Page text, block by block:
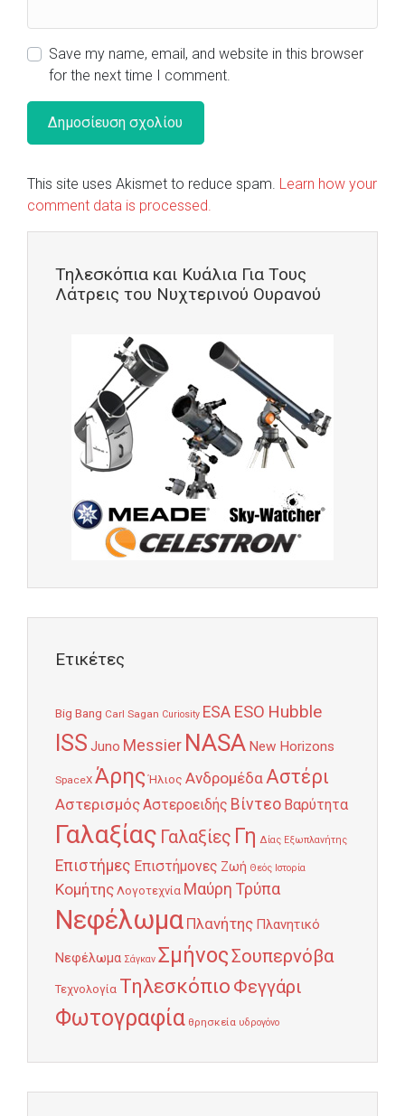
Save my name, email, and website in this browser
for the next time I comment.
This site uses Akismet to reduce spam. Learn how your
comment data is processed.
Τηλεσκόπια και Κυάλια Για Τους
Λάτρεις του Νυχτερινού Ουρανού
Ετικέτες
Big Bang Carl Sagan Curiosity ESA ESO Hubble
ISS Juno Messier NASA New Horizons
SpaceX Άρης Ήλιος ΑνδρομέδαΑστέρι
ΑστερισμόςΑστεροειδής Βίντεο Βαρύτητα
Γαλαξίας Γαλαξίες Γη Δίας Εξωπλανήτης
Επιστήμες Επιστήμονες Ζωή Θεός Ιστορία
Κομήτης Λογοτεχνία Μαύρη Τρύπα
Νεφέλωμα Πλανήτης Πλανητικό
Νεφέλωμα Σάγκαν ΣμήνοςΣουπερνόβα
Τεχνολογία Τηλεσκόπιο Φεγγάρι
Φωτογραφία θρησκεία υδρογόνο